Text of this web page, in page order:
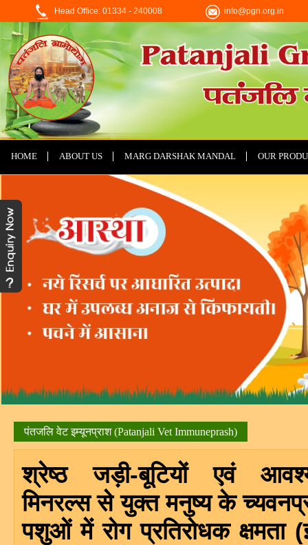
Head Office: 01334 - 240008 info@pgn.org.in
HOME ABOUT US MARG DARSHAK MANDAL OUR
पंतजलि वेट इम्यूनप्राश (Patanjali Vet Immuneprash)
श्रेष्ठ जड़ी-बूटियों एवं
मिनरल्स से युक्त मनुष्य के
पशुओं में रोग प्रतिरोधक क्षमता